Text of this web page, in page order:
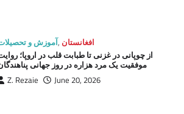
آموزش و, افغانستان
از چوپانی در غزنی تا طبابت قلب در اروپا؛
موفقیت یک مرد هزاره در روز جهانی
Z. Rezaie June 20, 2026